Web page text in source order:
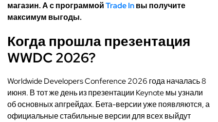
магазин. А с программойTrade Inвы получите
максимум выгоды.
Когда прошла презентация
WWDC 2026?
Worldwide Developers Conference 2026 года началась 8
июня. В тот же день из презентации Keynote мы узнали
об основных апгрейдах. Бета-версии уже появляются, а
официальные стабильные версии для всех выйдут